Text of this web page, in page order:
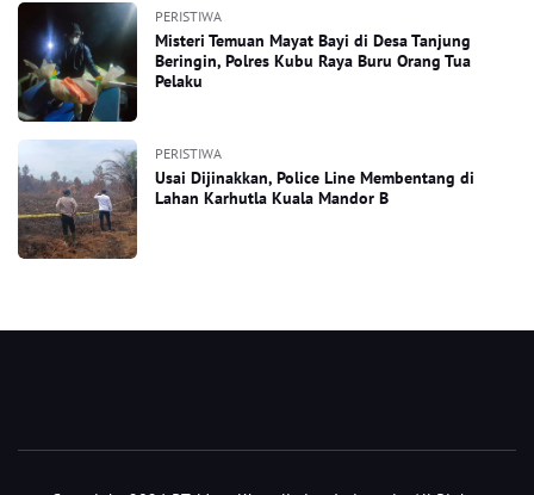
PERISTIWA
Misteri Temuan Mayat Bayi di Desa Tanjung
Beringin, Polres Kubu Raya Buru Orang Tua
Pelaku
PERISTIWA
Usai Dijinakkan, Police Line Membentang di
Lahan Karhutla Kuala Mandor B